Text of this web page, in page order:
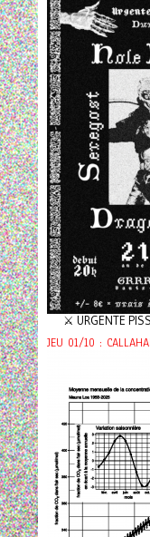
⚔️ URGENTE
JEU 01/10 :